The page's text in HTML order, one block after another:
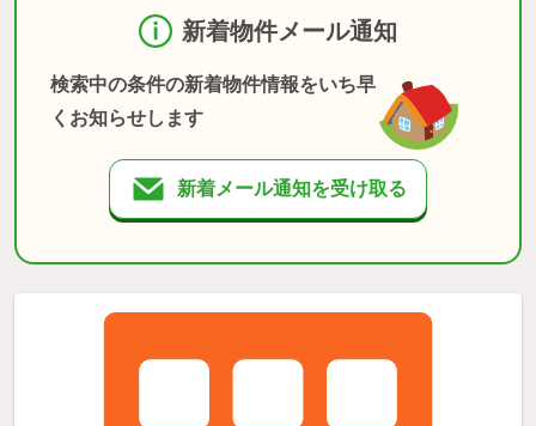
新着物件メール通知
検索中の条件の新着物件情報をいち早
くお知らせします
新着メール通知を受け取る